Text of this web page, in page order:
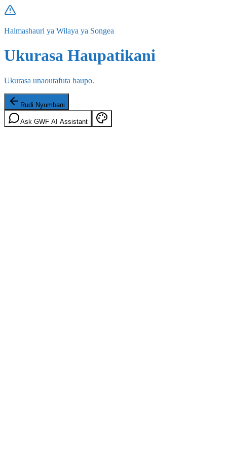
Halmashauri ya Wilaya ya Songea
Ukurasa Haupatikani
Ukurasa unaoutafuta haupo.
Rudi Nyumbani
Ask GWF AI Assistant